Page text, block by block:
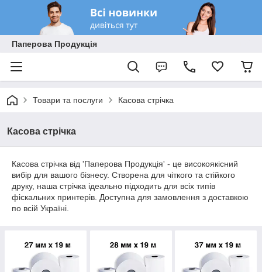
Паперова Продукція
Товари та послуги Касова стрічка
Касова стрічка
Касова стрічка від 'Паперова Продукція' - це високоякісний
вибір для вашого бізнесу. Створена для чіткого та стійкого
друку, наша стрічка ідеально підходить для всіх типів
фіскальних принтерів. Доступна для замовлення з доставкою
по всій Україні.